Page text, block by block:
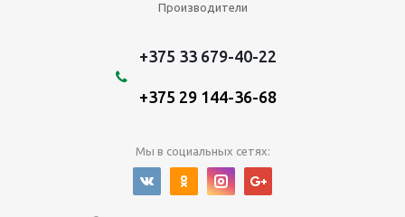
Производители
+375 33 679-40-22
+375 29 144-36-68
Мы в социальных сетях: